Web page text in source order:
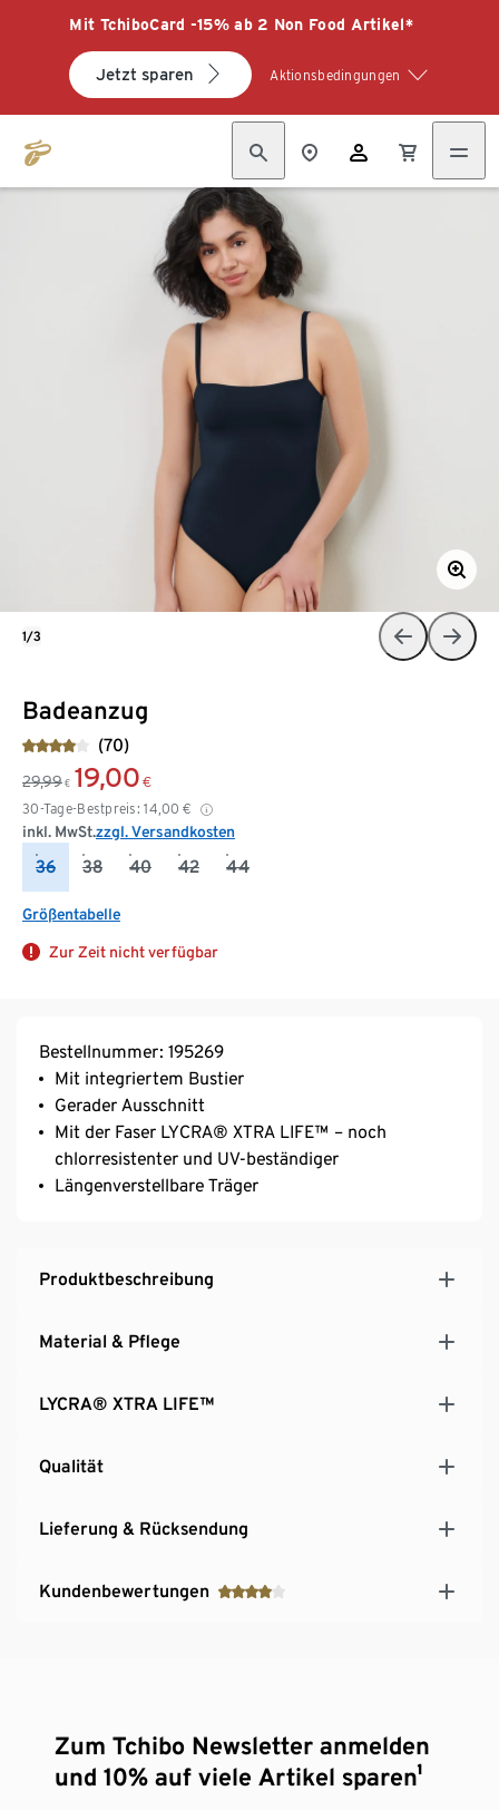
Mit TchiboCard -15% ab 2 Non Food Artikel*
Jetzt sparen Aktionsbedingungen
Badeanzug
(70)
29,99 € 19,00 €
30-Tage-Bestpreis: 14,00 €
inkl. MwSt.zzgl. Versandkosten
36 38 40 42 44
Größentabelle
Zur Zeit nicht verfügbar
1/3
Bestellnummer: 195269
Mit integriertem Bustier
Gerader Ausschnitt
Mit der Faser LYCRA® XTRA LIFE™ – noch
chlorresistenter und UV-beständiger
Längenverstellbare Träger
Produktbeschreibung
Material & Pflege
LYCRA® XTRA LIFE™
Qualität
Lieferung & Rücksendung
Kundenbewertungen
Zum Tchibo Newsletter anmelden
und 10% auf viele Artikel sparen¹